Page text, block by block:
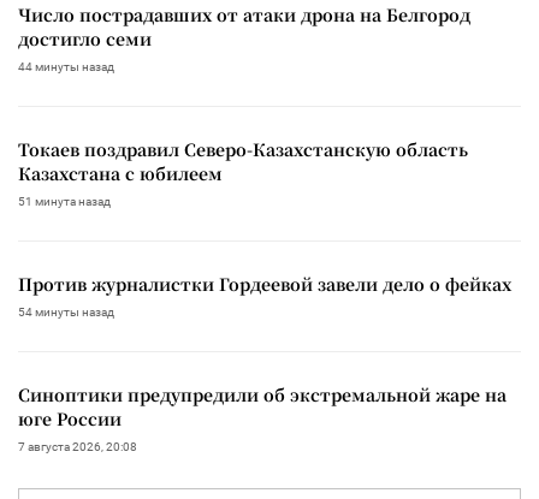
Число пострадавших от атаки дрона на Белгород
достигло семи
44 минуты назад
Токаев поздравил Северо-Казахстанскую область
Казахстана с юбилеем
51 минута назад
Против журналистки Гордеевой завели дело о фейках
54 минуты назад
Синоптики предупредили об экстремальной жаре на
юге России
7 августа 2026, 20:08